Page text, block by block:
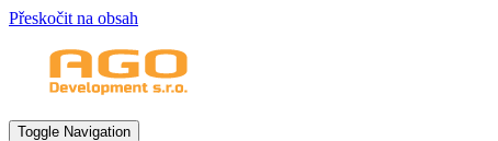
Přeskočit na obsah
Toggle Navigation